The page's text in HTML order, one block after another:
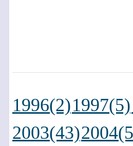
1996(2)1997(5)
2003(43)